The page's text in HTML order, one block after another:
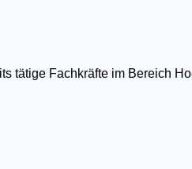
tätige Fachkräfte im Bereich